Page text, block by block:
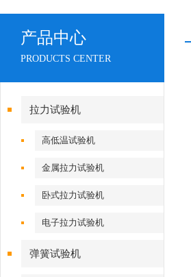
产品中心
PRODUCTS CENTER
拉力试验机
高低温试验机
金属拉力试验机
卧式拉力试验机
电子拉力试验机
弹簧试验机